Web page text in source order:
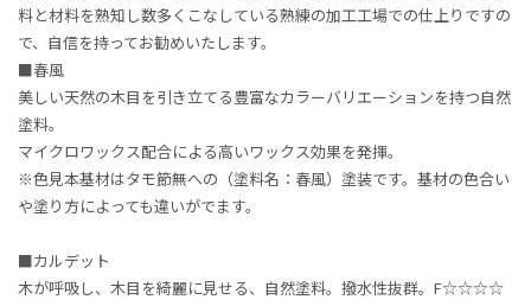
料と材料を熟知し数多くこなしている熟練の加工工場での仕上りですの
で、自信を持ってお勧めいたします。
■春風
美しい天然の木目を引き立てる豊富なカラーバリエーションを持つ自然
塗料。
マイクロワックス配合による高いワックス効果を発揮。
※色見本基材はタモ節無への（塗料名：春風）塗装です。基材の色合い
や塗り方によっても違いがでます。
■カルデット
木が呼吸し、木目を綺麗に見せる、自然塗料。撥水性抜群。F☆☆☆☆